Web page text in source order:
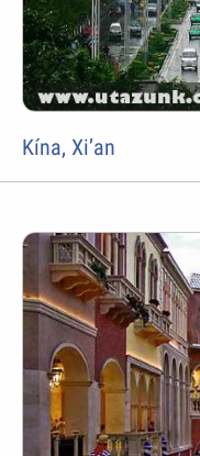
Kína, Xi’an